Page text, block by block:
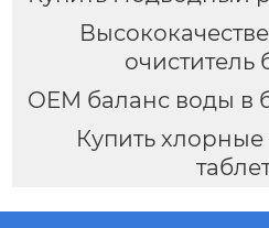
очиститель
OEM баланс воды в
Купить хлорные